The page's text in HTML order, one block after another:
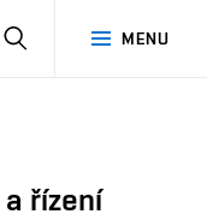
MENU
řízení